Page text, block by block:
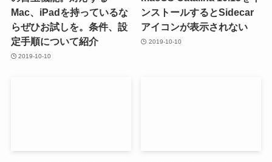
Mac、iPadを持っているな
らぜひお試しを。条件、設
定手順について紹介
2019-10-10
ンストールするとSidecar
アイコンが表示されない
2019-10-10